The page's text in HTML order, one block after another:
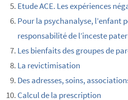
Etude ACE. Les expériences
Pour la psychanalyse, l’enfant
responsabilité de l’inceste
Les bienfaits des groupes de
La revictimisation
Des adresses, soins,
Calcul de la prescription